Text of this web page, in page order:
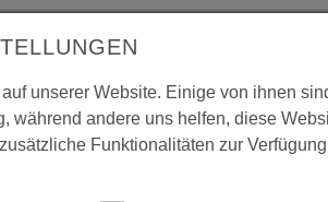
unserer Website. Einige von ihnen
während andere uns helfen, diese
Funktionalitäten zur